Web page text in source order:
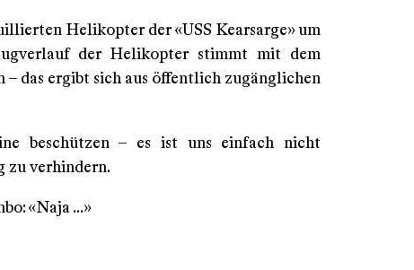
Helikopter der «USS Kearsarge» um
der Helikopter stimmt mit dem
– das ergibt sich aus öffentlich zugänglichen
beschützen – es ist uns einfach nicht
zu verhindern.
«Naja ...»